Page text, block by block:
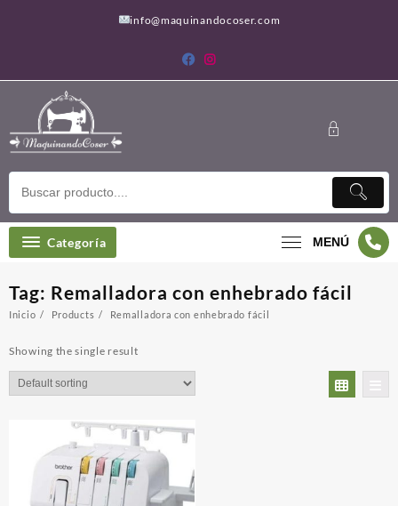
info@maquinandocoser.com
Categoría MENÚ
Tag: Remalladora con enhebrado fácil
Inicio Products Remalladora con enhebrado fácil
Showing the single result